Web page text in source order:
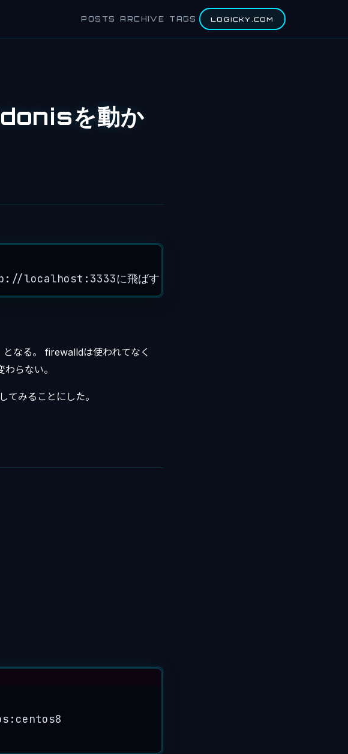
POSTS ARCHIVE TAGS LOGICKY.COM
を動か
localhost:3333に飛ばす）
なる。 firewalldは使われてなく
らない。
みることにした。